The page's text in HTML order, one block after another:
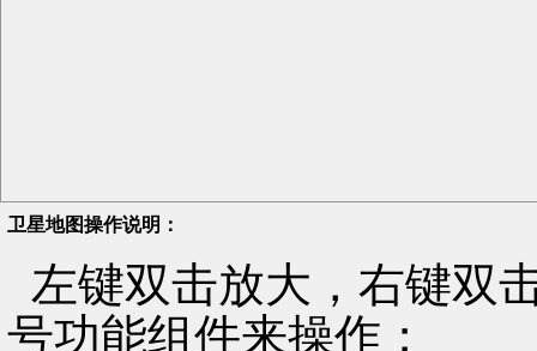
卫星地图操作说明：
左键双击放大，右键双
号功能组件来操作；